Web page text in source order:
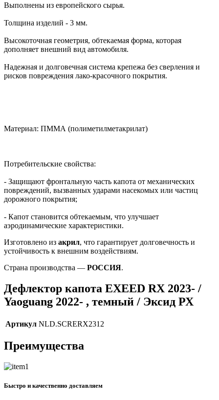
Выполнены из европейского сырья.
Толщина изделий - 3 мм.
Высокоточная геометрия, обтекаемая форма, которая
дополняет внешний вид автомобиля.
Надежная и долговечная система крепежа без сверления и
рисков повреждения лако-красочного покрытия.
Материал: ПММА (полиметилметакрилат)
Потребительские свойства:
- Защищают фронтальную часть капота от механических
повреждений, вызванных ударами насекомых или частиц
дорожного покрытия;
- Капот становится обтекаемым, что улучшает
аэродинамические характеристики.
Изготовлено из акрил, что гарантирует долговечность и
устойчивость к внешним воздействиям.
Страна производства — РОССИЯ.
Дефлектор капота EXEED RX 2023- /
Yaoguang 2022- , темный / Эксид РХ
Артикул NLD.SCRERX2312
Преимущества
Быстро и качественно доставляем